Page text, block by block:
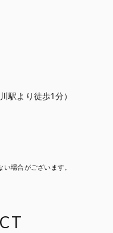
駅より徒歩1分）
場合がございます。